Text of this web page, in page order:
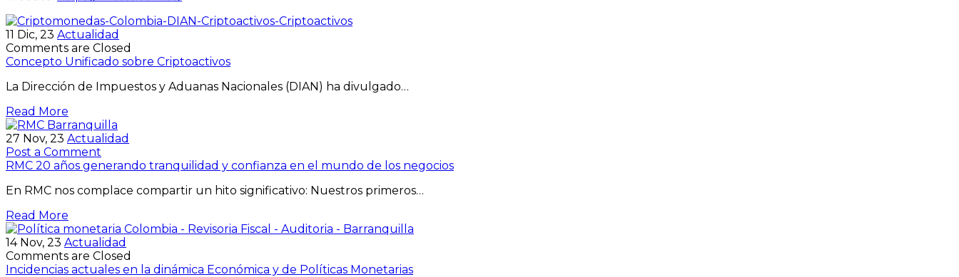
11 Dic, 23 Actualidad
Comments are Closed
Concepto Unificado sobre Criptoactivos
La Dirección de Impuestos y Aduanas Nacionales (DIAN) ha divulgado…
Read More
27 Nov, 23 Actualidad
Post a Comment
RMC 20 años generando tranquilidad y confianza en el mundo de los negocios
En RMC nos complace compartir un hito significativo: Nuestros primeros…
Read More
14 Nov, 23 Actualidad
Comments are Closed
Incidencias actuales en la dinámica Económica y de Políticas Monetarias